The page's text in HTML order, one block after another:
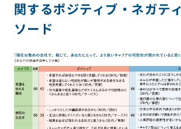
関するポジティブ・ネガテ
ソード